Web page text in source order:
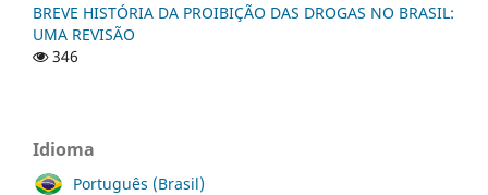
BREVE HISTÓRIA DA PROIBIÇÃO DAS DROGAS NO BRASIL:
UMA REVISÃO
346
Idioma
Português (Brasil)